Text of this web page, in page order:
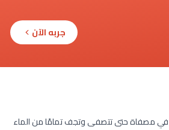
جربه الآن
في مصفاة حتى تتصفى وتجف تمامًا من الماء